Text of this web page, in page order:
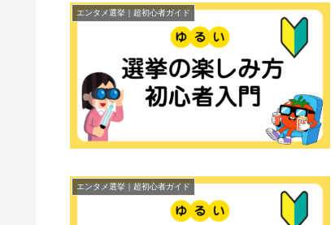
エンタメ選挙｜超初心者ガイド
エンタメ選挙｜超初心者ガイド